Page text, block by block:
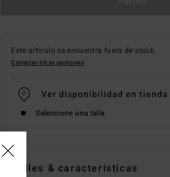
Este artículo se encuentra fuera de stock.
Comprar otras opciones
Ver disponibilidad en tienda
Seleccione una talla
Detalles & características